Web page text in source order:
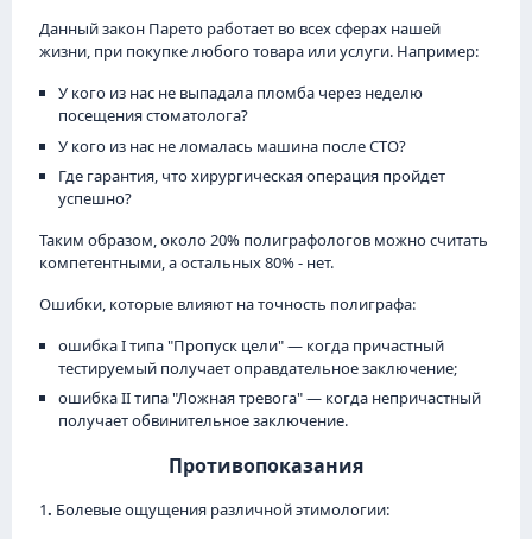
Данный закон Парето работает во всех сферах нашей
жизни, при покупке любого товара или услуги. Например:
У кого из нас не выпадала пломба через неделю
посещения стоматолога?
У кого из нас не ломалась машина после СТО?
Где гарантия, что хирургическая операция пройдет
успешно?
Таким образом, около 20% полиграфологов можно считать
компетентными, а остальных 80% - нет.
Ошибки, которые влияют на точность полиграфа:
ошибка I типа "Пропуск цели" — когда причастный
тестируемый получает оправдательное заключение;
ошибка II типа "Ложная тревога" — когда непричастный
получает обвинительное заключение.
Противопоказания
1. Болевые ощущения различной этимологии: